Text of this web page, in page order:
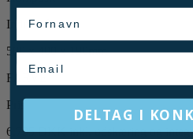
Indre mål
500 x 400 x 190mm
FARVE
Pris
6.795 DKK inkl. udskæring og
Foravn
Email
DELTAG I